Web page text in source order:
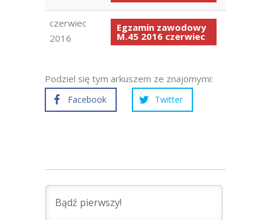
czerwiec
2016
Egzamin zawodowy
M.45 2016 czerwiec
Podziel się tym arkuszem ze znajomymi:
Facebook Twitter